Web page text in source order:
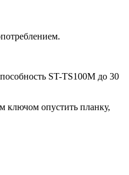
ST-TS100M до 30
ключом опустить планку,